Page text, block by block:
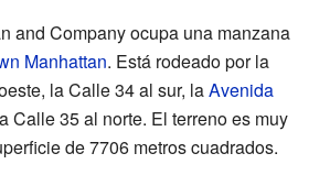
and Company ocupa una manzana
Manhattan. Está rodeado por la
la Calle 34 al sur, laAvenida
Calle 35 al norte. El terreno es muy
de 7706 metros cuadrados.